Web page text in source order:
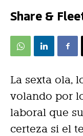
Share &
La sexta ola,
volando por
laboral que
certeza si el